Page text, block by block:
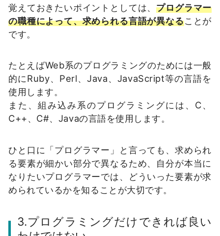
覚えておきたいポイントとしては、プログラマー
の職種によって、求められる言語が異なることが
です。
たとえばWeb系のプログラミングのためには一般
的にRuby、Perl、Java、JavaScript等の言語を
使用します。
また、組み込み系のプログラミングには、C、
C++、C#、Javaの言語を使用します。
ひと口に「プログラマー」と言っても、求められ
る要素が細かい部分で異なるため、自分が本当に
なりたいプログラマーでは、どういった要素が求
められているかを知ることが大切です。
3.プログラミングだけできれば良い